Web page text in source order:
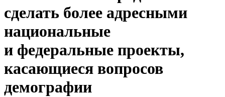
сделать более адресными
национальные
и федеральные проекты,
касающиеся вопросов
демографии